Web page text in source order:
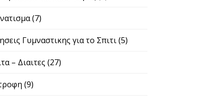
(7)
Γυμναστικης για το Σπιτι(5)
– Διαιτες (27)
(9)